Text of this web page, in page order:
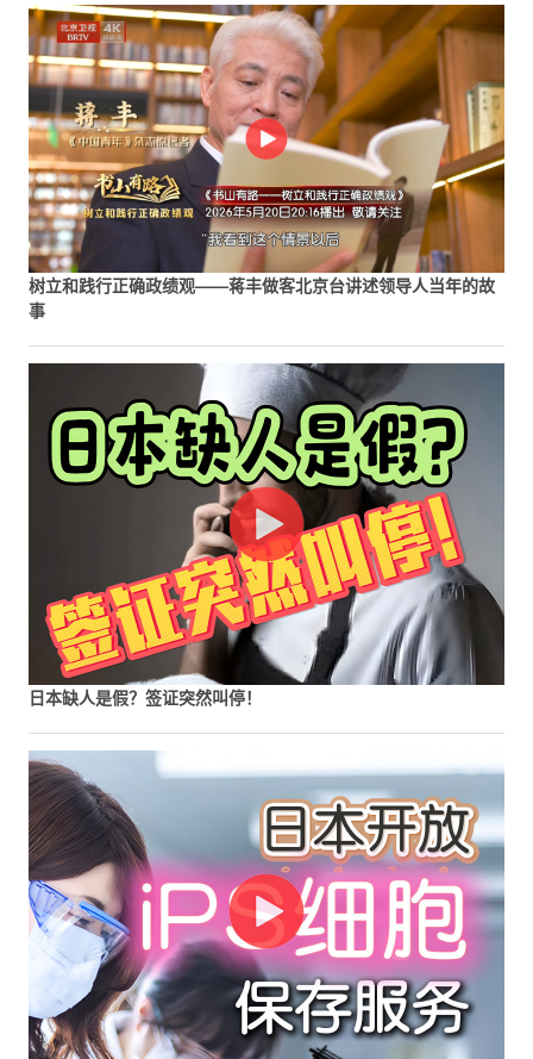
树立和践行正确政绩观——蒋丰做客北京台讲述领导人当年的故
事
日本缺人是假？签证突然叫停！